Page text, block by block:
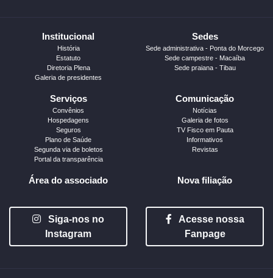
Institucional
História
Estatuto
Diretoria Plena
Galeria de presidentes
Sedes
Sede administrativa - Ponta do Morcego
Sede campestre - Macaíba
Sede praiana - Tibau
Serviços
Convênios
Hospedagens
Seguros
Plano de Saúde
Segunda via de boletos
Portal da transparência
Comunicação
Notícias
Galeria de fotos
TV Fisco em Pauta
Informativos
Revistas
Área do associado Nova filiação
Siga-nos no
Instagram
Acesse nossa
Fanpage